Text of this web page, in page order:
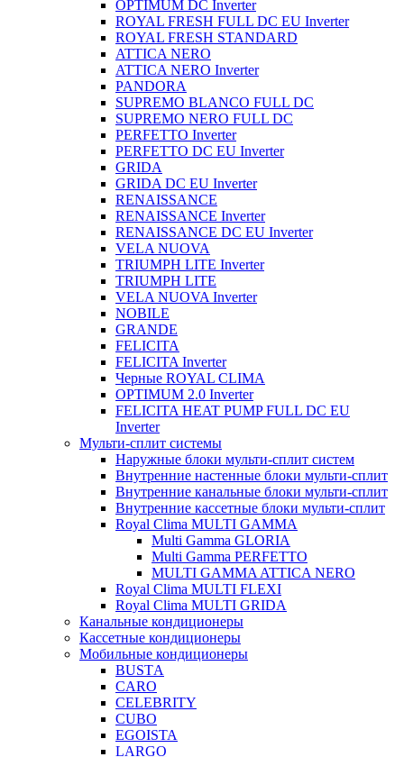
OPTIMUM DC Inverter
ROYAL FRESH FULL DC EU Inverter
ROYAL FRESH STANDARD
ATTICA NERO
ATTICA NERO Inverter
PANDORA
SUPREMO BLANCO FULL DC
SUPREMO NERO FULL DC
PERFETTO Inverter
PERFETTO DC EU Inverter
GRIDA
GRIDA DC EU Inverter
RENAISSANCE
RENAISSANCE Inverter
RENAISSANCE DC EU Inverter
VELA NUOVA
TRIUMPH LITE Inverter
TRIUMPH LITE
VELA NUOVA Inverter
NOBILE
GRANDE
FELICITA
FELICITA Inverter
Черные ROYAL CLIMA
OPTIMUM 2.0 Inverter
FELICITA HEAT PUMP FULL DC EU
Inverter
Мульти-сплит системы
Наружные блоки мульти-сплит систем
Внутренние настенные блоки мульти-сплит
Внутренние канальные блоки мульти-сплит
Внутренние кассетные блоки мульти-сплит
Royal Clima MULTI GAMMA
Multi Gamma GLORIA
Multi Gamma PERFETTO
MULTI GAMMA ATTICA NERO
Royal Clima MULTI FLEXI
Royal Clima MULTI GRIDA
Канальные кондиционеры
Кассетные кондиционеры
Мобильные кондиционеры
BUSTА
CARO
CELEBRITY
CUBO
EGOISTA
LARGO